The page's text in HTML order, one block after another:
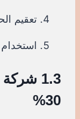
تعقيم
استخدام
1.3
30%